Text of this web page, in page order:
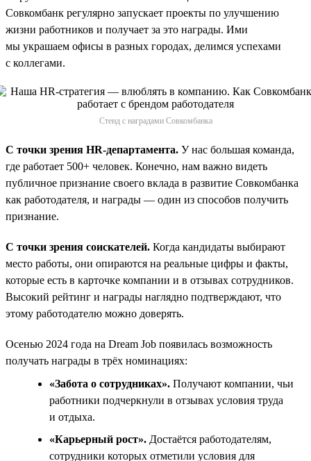
Совкомбанк регулярно запускает проекты по улучшению
жизни работников и получает за это награды. Ими
мы украшаем офисы в разных городах, делимся успехами
с коллегами.
Стенд с наградами Совкомбанка
С точки зрения HR-департамента. У нас большая команда,
где работает 500+ человек. Конечно, нам важно видеть
публичное признание своего вклада в развитие Совкомбанка
как работодателя, и награды — один из способов получить
признание.
С точки зрения соискателей. Когда кандидаты выбирают
место работы, они опираются на реальные цифры и факты,
которые есть в карточке компании и в отзывах сотрудников.
Высокий рейтинг и награды наглядно подтверждают, что
этому работодателю можно доверять.
Осенью 2024 года на Dream Job появилась возможность
получать награды в трёх номинациях:
«Забота о сотрудниках». Получают компании, чьи
работники подчеркнули в отзывах условия труда
и отдыха.
«Карьерный рост». Достаётся работодателям,
сотрудники которых отметили условия для